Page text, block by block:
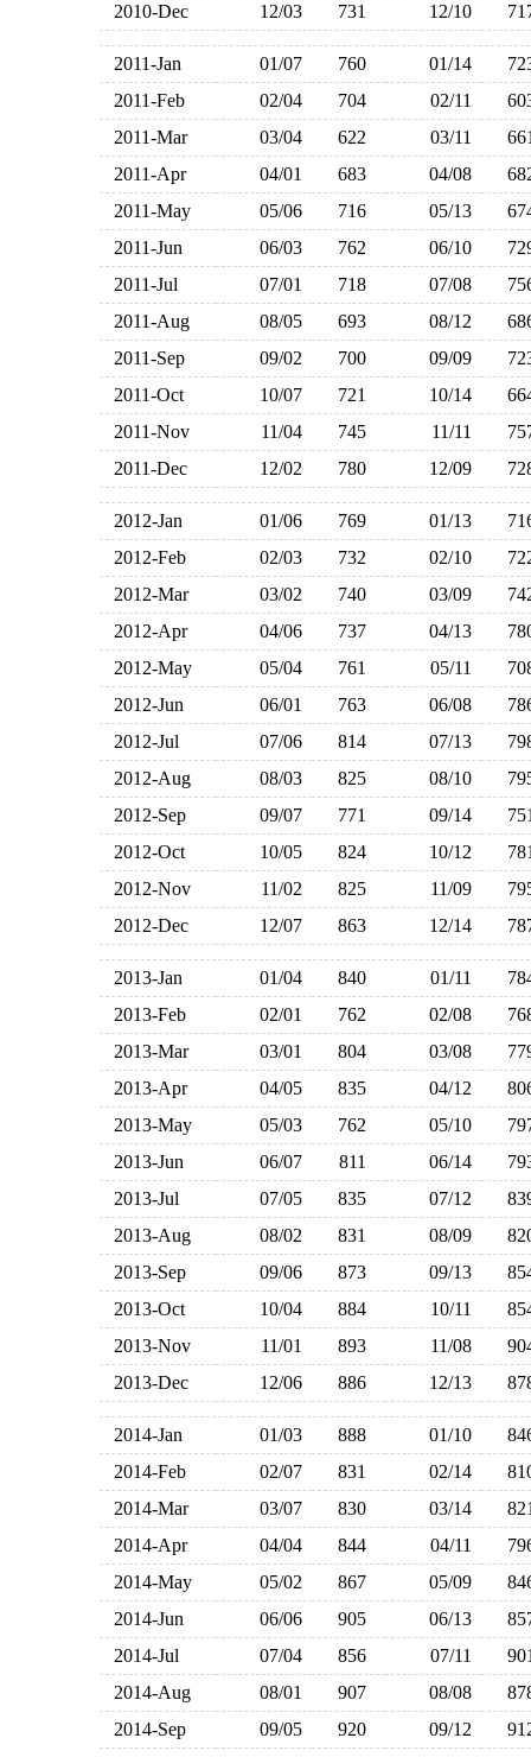
2010-Dec
12/03 731 12/10
2011-Jan 01/07 760 01/14
2011-Feb
02/04 704 02/11
2011-Mar
03/04 622 03/11
2011-Apr
04/01 683 04/08
2011-May
05/06 716 05/13
2011-Jun
06/03 762 06/10
2011-Jul
07/01 718 07/08
2011-Aug
08/05 693 08/12
2011-Sep
09/02 700 09/09
2011-Oct
10/07 721 10/14
2011-Nov
11/04 745 11/11
2011-Dec
12/02 780 12/09
2012-Jan 01/06 769 01/13
2012-Feb
02/03 732 02/10
2012-Mar
03/02 740 03/09
2012-Apr
04/06 737 04/13
2012-May
05/04 761 05/11
2012-Jun
06/01 763 06/08
2012-Jul
07/06 814 07/13
2012-Aug
08/03 825 08/10
2012-Sep
09/07 771 09/14
2012-Oct
10/05 824 10/12
2012-Nov
11/02 825 11/09
2012-Dec
12/07 863 12/14
2013-Jan 01/04 840 01/11
2013-Feb
02/01 762 02/08
2013-Mar
03/01 804 03/08
2013-Apr
04/05 835 04/12
2013-May
05/03 762 05/10
2013-Jun
06/07 811 06/14
2013-Jul
07/05 835 07/12
2013-Aug
08/02 831 08/09
2013-Sep
09/06 873 09/13
2013-Oct
10/04 884 10/11
2013-Nov
11/01 893 11/08
2013-Dec
12/06 886 12/13
2014-Jan 01/03 888 01/10
2014-Feb
02/07 831 02/14
2014-Mar
03/07 830 03/14
2014-Apr
04/04 844 04/11
2014-May
05/02 867 05/09
2014-Jun
06/06 905 06/13
2014-Jul
07/04 856 07/11
2014-Aug
08/01 907 08/08
2014-Sep
09/05 920 09/12